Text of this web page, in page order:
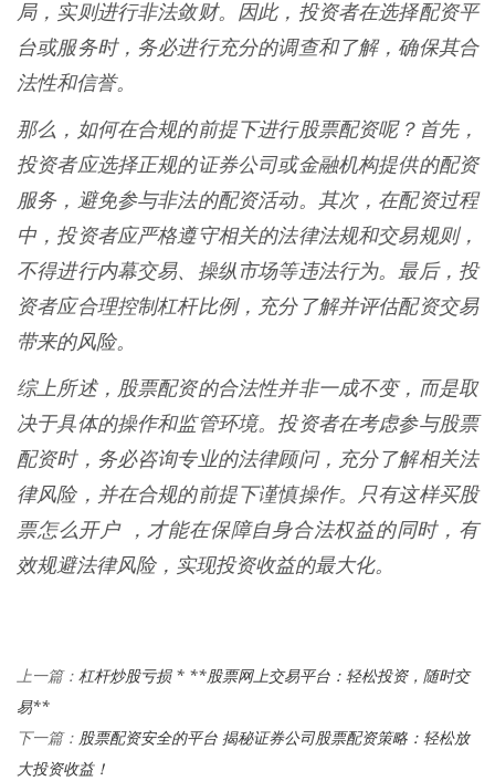
局，实则进行非法敛财。因此，投资者在选择配资平
台或服务时，务必进行充分的调查和了解，确保其合
法性和信誉。
那么，如何在合规的前提下进行股票配资呢？首先，
投资者应选择正规的证券公司或金融机构提供的配资
服务，避免参与非法的配资活动。其次，在配资过程
中，投资者应严格遵守相关的法律法规和交易规则，
不得进行内幕交易、操纵市场等违法行为。最后，投
资者应合理控制杠杆比例，充分了解并评估配资交易
带来的风险。
综上所述，股票配资的合法性并非一成不变，而是取
决于具体的操作和监管环境。投资者在考虑参与股票
配资时，务必咨询专业的法律顾问，充分了解相关法
律风险，并在合规的前提下谨慎操作。只有这样买股
票怎么开户 ，才能在保障自身合法权益的同时，有
效规避法律风险，实现投资收益的最大化。
上一篇： 杠杆炒股亏损 * **股票网上交易平台：轻松投资，随时交
易**
下一篇： 股票配资安全的平台 揭秘证券公司股票配资策略：轻松放
大投资收益！